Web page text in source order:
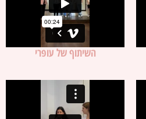
השיתוף של עופרי